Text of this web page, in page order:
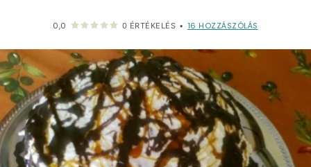
0,0 0 ÉRTÉKELÉS • 16 HOZZÁSZÓLÁS